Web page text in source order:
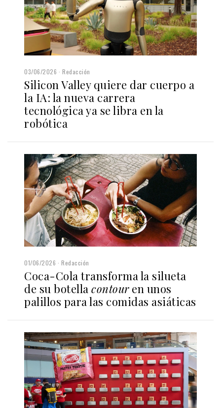
03/06/2026 Redacción
Silicon Valley quiere dar cuerpo a
la IA: la nueva carrera
tecnológica ya se libra en la
robótica
01/06/2026 Redacción
Coca-Cola transforma la silueta
de su botella contouren unos
palillos para las comidas asiáticas